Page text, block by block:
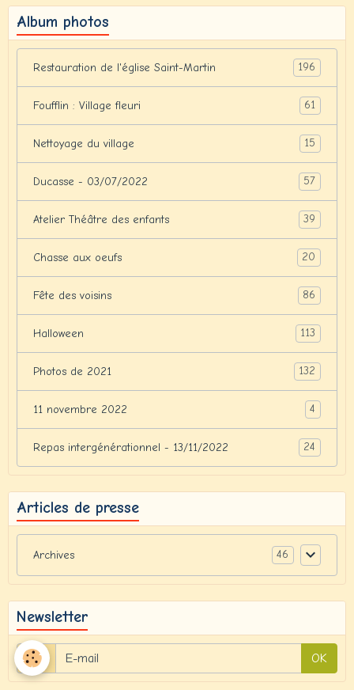
Album photos
Restauration de l'église Saint-Martin 196
Foufflin : Village fleuri 61
Nettoyage du village 15
Ducasse - 03/07/2022 57
Atelier Théâtre des enfants 39
Chasse aux oeufs 20
Fête des voisins 86
Halloween 113
Photos de 2021 132
11 novembre 2022 4
Repas intergénérationnel - 13/11/2022 24
Articles de presse
Archives 46
Newsletter
OK